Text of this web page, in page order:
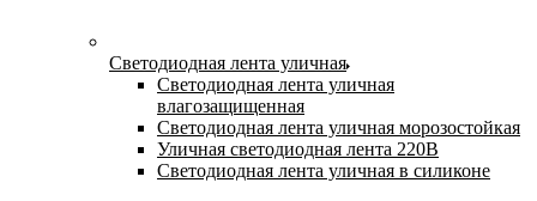
Светодиодная лента уличная
Светодиодная лента уличная
влагозащищенная
Светодиодная лента уличная морозостойкая
Уличная светодиодная лента 220В
Светодиодная лента уличная в силиконе